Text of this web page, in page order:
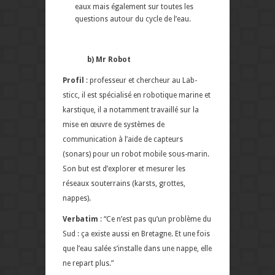
eaux mais également sur toutes les
questions autour du cycle de l’eau.
b) Mr Robot
Profil : professeur et chercheur au Lab-
sticc, il est spécialisé en robotique marine et
karstique, il a notamment travaillé sur la
mise en œuvre de systèmes de
communication à l’aide de capteurs
(sonars) pour un robot mobile sous-marin.
Son but est d’explorer et mesurer les
réseaux souterrains (karsts, grottes,
nappes).
Verbatim : “Ce n’est pas qu’un problème du
Sud : ça existe aussi en Bretagne. Et une fois
que l’eau salée s’installe dans une nappe, elle
ne repart plus.”